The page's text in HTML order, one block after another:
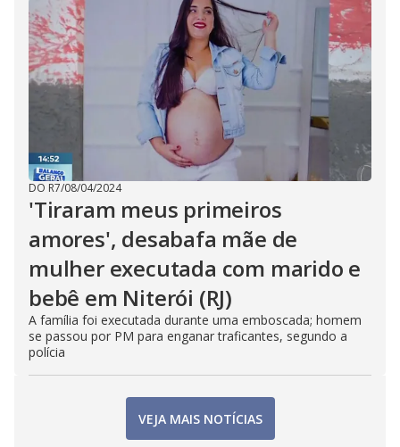
DO R7/08/04/2024
'Tiraram meus primeiros
amores', desabafa mãe de
mulher executada com marido e
bebê em Niterói (RJ)
A família foi executada durante uma emboscada; homem
se passou por PM para enganar traficantes, segundo a
polícia
VEJA MAIS NOTÍCIAS